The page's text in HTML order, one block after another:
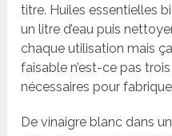
titre. Huiles essentielles
un litre d’eau puis
chaque utilisation mais
faisable n’est-ce pas
nécessaires pour
De vinaigre blanc dans